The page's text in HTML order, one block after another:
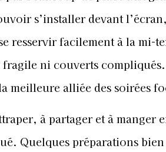
s’installer devant
resservir facilement à la mi-
ni couverts compliqués.
meilleure alliée des soirées
à partager et à manger
Quelques préparations bien